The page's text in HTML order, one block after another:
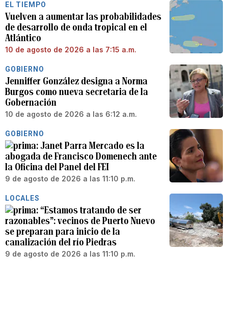
EL TIEMPO
Vuelven a aumentar las probabilidades
de desarrollo de onda tropical en el
Atlántico
10 de agosto de 2026 a las 7:15 a.m.
GOBIERNO
Jenniffer González designa a Norma
Burgos como nueva secretaria de la
Gobernación
10 de agosto de 2026 a las 6:12 a.m.
GOBIERNO
Janet Parra Mercado es la
abogada de Francisco Domenech ante
la Oficina del Panel del FEI
9 de agosto de 2026 a las 11:10 p.m.
LOCALES
“Estamos tratando de ser
razonables”: vecinos de Puerto Nuevo
se preparan para inicio de la
canalización del río Piedras
9 de agosto de 2026 a las 11:10 p.m.